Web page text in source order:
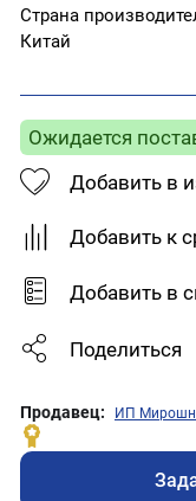
Страна
Китай
Ожидается
Добавить в
Добавить к
Добавить в
Поделиться
Продавец: ИП